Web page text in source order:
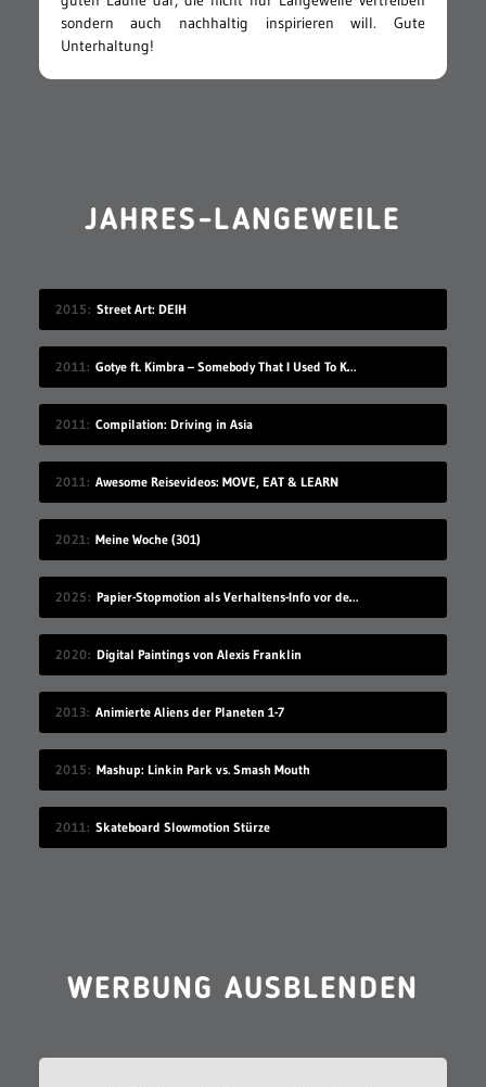
sondern auch nachhaltig inspirieren will. Gute
Unterhaltung!
JAHRES-LANGEWEILE
2015 Street Art: DEIH
2011 Gotye ft. Kimbra – Somebody That I Used To Know
2011 Compilation: Driving in Asia
2011 Awesome Reisevideos: MOVE, EAT & LEARN
2021 Meine Woche (301)
2025 Papier-Stopmotion als Verhaltens-Info vor dem Kinofilm
2020 Digital Paintings von Alexis Franklin
2013 Animierte Aliens der Planeten 1-7
2015 Mashup: Linkin Park vs. Smash Mouth
2011 Skateboard Slowmotion Stürze
WERBUNG AUSBLENDEN